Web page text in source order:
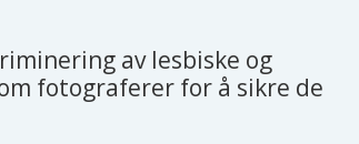
av lesbiske og
fotograferer for å sikre de